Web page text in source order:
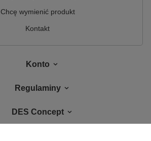
Chcę wymienić produkt
Kontakt
Konto
Regulaminy
DES Concept